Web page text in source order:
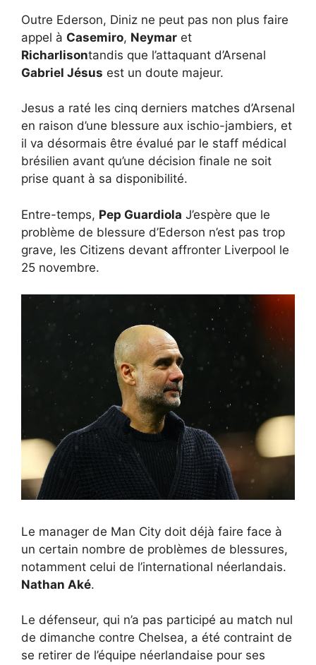
Outre Ederson, Diniz ne peut pas non plus faire
appel à Casemiro, Neymar et
Richarlisontandis que l’attaquant d’Arsenal
Gabriel Jésus est un doute majeur.
Jesus a raté les cinq derniers matches d’Arsenal
en raison d’une blessure aux ischio-jambiers, et
il va désormais être évalué par le staff médical
brésilien avant qu’une décision finale ne soit
prise quant à sa disponibilité.
Entre-temps, Pep Guardiola J’espère que le
problème de blessure d’Ederson n’est pas trop
grave, les Citizens devant affronter Liverpool le
25 novembre.
Le manager de Man City doit déjà faire face à
un certain nombre de problèmes de blessures,
notamment celui de l’international néerlandais.
Nathan Aké.
Le défenseur, qui n’a pas participé au match nul
de dimanche contre Chelsea, a été contraint de
se retirer de l’équipe néerlandaise pour ses